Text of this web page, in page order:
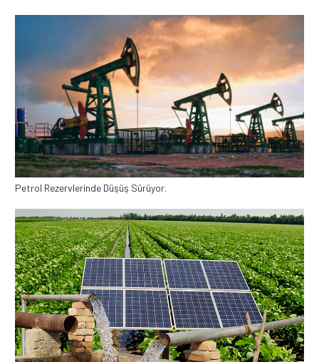
Petrol Rezervlerinde Düşüş Sürüyor.